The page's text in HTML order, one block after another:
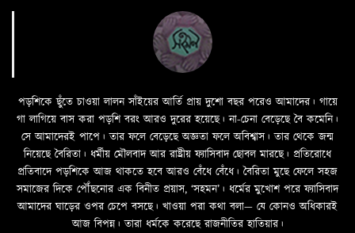
পড়শিকে ছুঁতে চাওয়া লালন সাঁইয়ের আর্তি প্রায় দুশো বছর পরেও আমাদের। গায়ে
গা লাগিয়ে বাস করা পড়শি বরং আরও দুরের হয়েছে। না-চেনা বেড়েছে বৈ কমেনি।
সে আমাদেরই পাপে। তার ফলে বেড়েছে অজ্ঞতা ফলে অবিশ্বাস। তার থেকে জন্ম
নিয়েছে বৈরিতা। ধর্মীয় মৌলবাদ আর রাষ্ট্রীয় ফ্যাসিবাদ ছোবল মারছে। প্রতিরোধে
প্রতিবাদে পড়শিকে আজ থাকতে হবে আরও বেঁধে বেঁধে। বৈরিতা মুছে ফেলে সহজ
সমাজের দিকে পৌঁছনোর এক বিনীত প্রয়াস, ‘সহমন’। ধর্মের মুখোশ পরে ফ্যাসিবাদ
আমাদের ঘাড়ের ওপর চেপে বসছে। খাওয়া পরা কথা বলা—­­ যে কোনও অধিকারই
আজ বিপন্ন। তারা ধর্মকে করেছে রাজনীতির হাতিয়ার।